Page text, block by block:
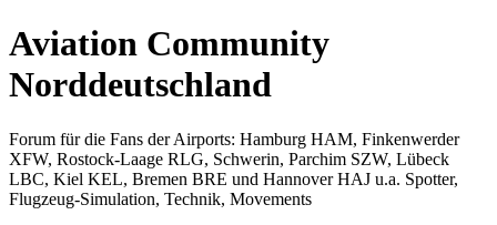
Aviation Community
Norddeutschland
Forum für die Fans der Airports: Hamburg HAM, Finkenwerder
XFW, Rostock-Laage RLG, Schwerin, Parchim SZW, Lübeck
LBC, Kiel KEL, Bremen BRE und Hannover HAJ u.a. Spotter,
Flugzeug-Simulation, Technik, Movements